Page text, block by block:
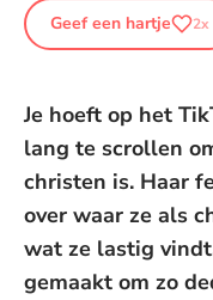
Geef een hartje 2x
Je hoeft op het
lang te scrollen
christen is. Haar
over waar ze als
wat ze lastig
gemaakt om zo